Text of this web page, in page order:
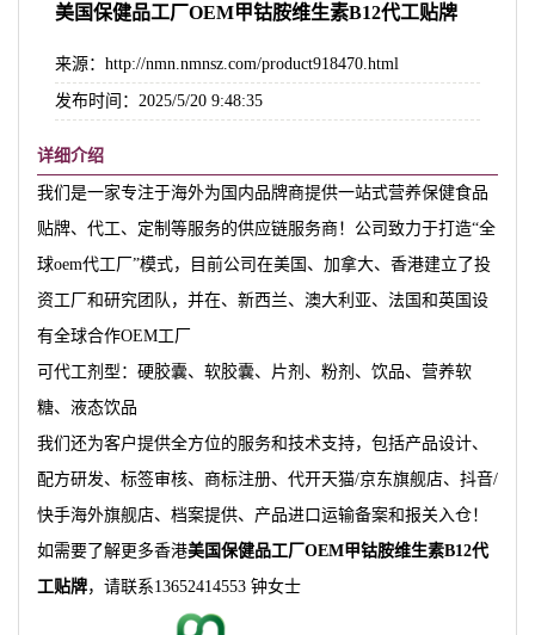
美国保健品工厂OEM甲钴胺维生素B12代工贴牌
来源：http://nmn.nmnsz.com/product918470.html
发布时间：2025/5/20 9:48:35
详细介绍
我们是一家专注于海外为国内品牌商提供一站式营养保健食品
贴牌、代工、定制等服务的供应链服务商！公司致力于打造“全
球oem代工厂”模式，目前公司在美国、加拿大、香港建立了投
资工厂和研究团队，并在、新西兰、澳大利亚、法国和英国设
有全球合作OEM工厂
可代工剂型：硬胶囊、软胶囊、片剂、粉剂、饮品、营养软
糖、液态饮品
我们还为客户提供全方位的服务和技术支持，包括产品设计、
配方研发、标签审核、商标注册、代开天猫/京东旗舰店、抖音/
快手海外旗舰店、档案提供、产品进口运输备案和报关入仓！
如需要了解更多香港美国保健品工厂OEM甲钴胺维生素B12代
工贴牌，请联系13652414553 钟女士